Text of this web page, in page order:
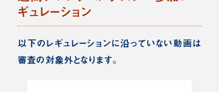
ギュレーション
以下のレギュレーションに沿っていない動画は
審査の対象外となります。